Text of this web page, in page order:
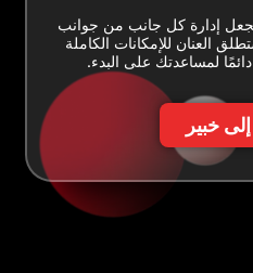
إدارة كل جانب من جوانب
العنان للإمكانات الكاملة
لمساعدتك على البدء.
خبير